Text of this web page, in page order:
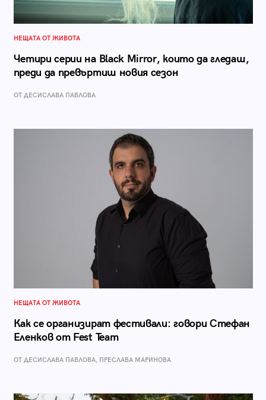
НЕЩАТА ОТ ЖИВОТА
Четири серии на Black Mirror, които да гледаш,
преди да превъртиш новия сезон
ОТ ДЕСИСЛАВА ПАВЛОВА
НЕЩАТА ОТ ЖИВОТА
Как се организират фестивали: говори Стефан
Еленков от Fest Team
ОТ ДЕСИСЛАВА ПАВЛОВА, ПРЕСЛАВА МАРИНОВА